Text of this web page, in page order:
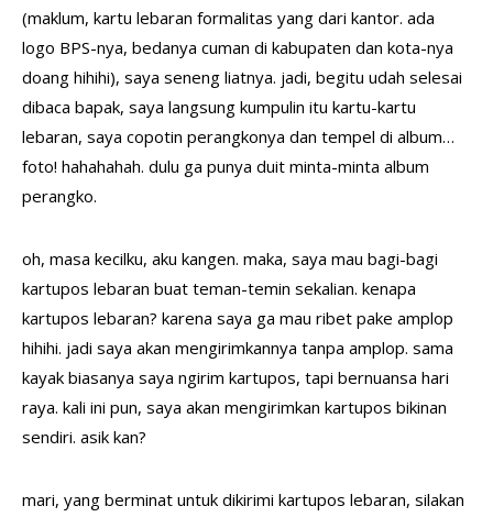
(maklum, kartu lebaran formalitas yang dari kantor. ada
logo BPS-nya, bedanya cuman di kabupaten dan kota-nya
doang hihihi), saya seneng liatnya. jadi, begitu udah selesai
dibaca bapak, saya langsung kumpulin itu kartu-kartu
lebaran, saya copotin perangkonya dan tempel di album…
foto! hahahahah. dulu ga punya duit minta-minta album
perangko.
oh, masa kecilku, aku kangen. maka, saya mau bagi-bagi
kartupos lebaran buat teman-temin sekalian. kenapa
kartupos lebaran? karena saya ga mau ribet pake amplop
hihihi. jadi saya akan mengirimkannya tanpa amplop. sama
kayak biasanya saya ngirim kartupos, tapi bernuansa hari
raya. kali ini pun, saya akan mengirimkan kartupos bikinan
sendiri. asik kan?
mari, yang berminat untuk dikirimi kartupos lebaran, silakan